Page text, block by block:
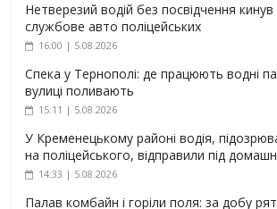
Нетверезий водій без посвідчення
службове авто поліцейських
16:00 | 5.08.2026
Спека у Тернополі: де працюють водні
вулиці поливають
15:11 | 5.08.2026
У Кременецькому районі водія,
на поліцейського, відправили під
14:33 | 5.08.2026
Палав комбайн і горіли поля: за добу